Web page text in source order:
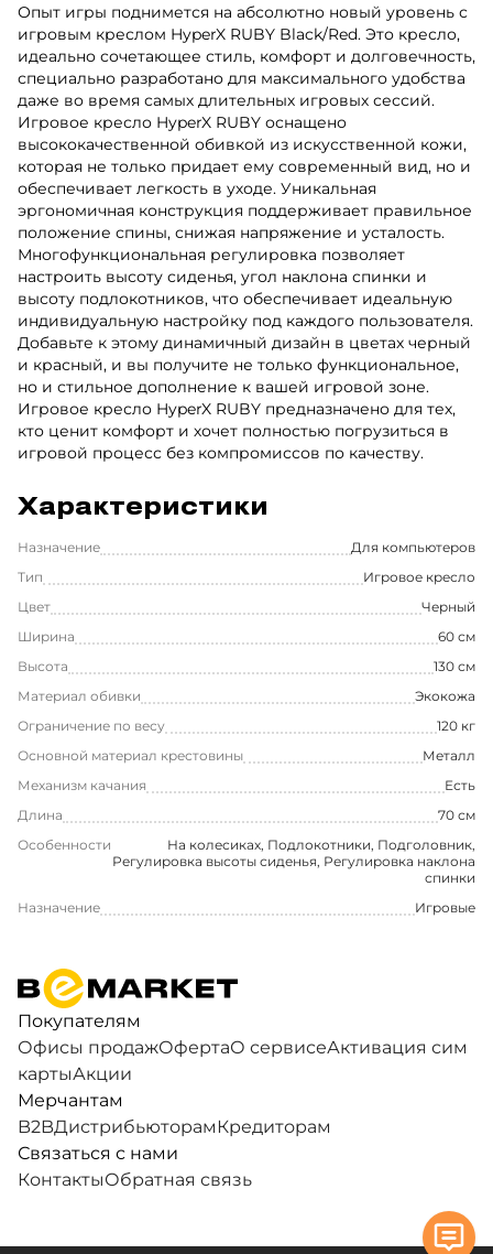
Опыт игры поднимется на абсолютно новый уровень с
игровым креслом HyperX RUBY Black/Red. Это кресло,
идеально сочетающее стиль, комфорт и долговечность,
специально разработано для максимального удобства
даже во время самых длительных игровых сессий.
Игровое кресло HyperX RUBY оснащено
высококачественной обивкой из искусственной кожи,
которая не только придает ему современный вид, но и
обеспечивает легкость в уходе. Уникальная
эргономичная конструкция поддерживает правильное
положение спины, снижая напряжение и усталость.
Многофункциональная регулировка позволяет
настроить высоту сиденья, угол наклона спинки и
высоту подлокотников, что обеспечивает идеальную
индивидуальную настройку под каждого пользователя.
Добавьте к этому динамичный дизайн в цветах черный
и красный, и вы получите не только функциональное,
но и стильное дополнение к вашей игровой зоне.
Игровое кресло HyperX RUBY предназначено для тех,
кто ценит комфорт и хочет полностью погрузиться в
игровой процесс без компромиссов по качеству.
Характеристики
Назначение
Для компьютеров
Тип
Игровое кресло
Цвет
Черный
Ширина
60 см
Высота
130 см
Материал обивки
Экокожа
Ограничение по весу
120 кг
Основной материал крестовины
Металл
Механизм качания
Есть
Длина
70 см
Особенности
На колесиках, Подлокотники, Подголовник,
Регулировка высоты сиденья, Регулировка наклона
спинки
Назначение
Игровые
Покупателям
Офисы продажОфертаО сервисеАктивация сим
картыАкции
Мерчантам
B2BДистрибьюторамКредиторам
Связаться с нами
КонтактыОбратная связь